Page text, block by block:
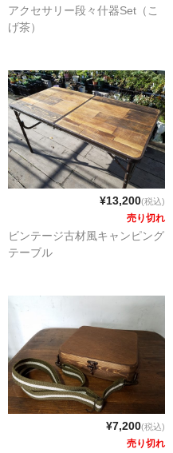
アクセサリー段々什器Set（こ
げ茶）
¥13,200(税込)
売り切れ
ビンテージ古材風キャンピング
テーブル
¥7,200(税込)
売り切れ